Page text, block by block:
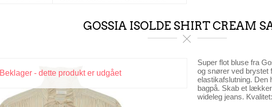
GOSSIA ISOLDE SHIRT CREAM
Beklager - dette produkt er udgået
Super flot bluse fra
og snører ved brystet
elastikafslutning. Den
bagpå. Skab et
wideleg jeans.